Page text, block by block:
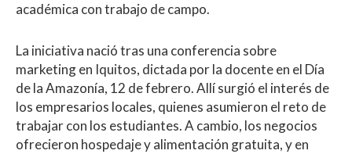
académica con trabajo de campo.
La iniciativa nació tras una conferencia sobre
marketing en Iquitos, dictada por la docente en el Día
de la Amazonía, 12 de febrero. Allí surgió el interés de
los empresarios locales, quienes asumieron el reto de
trabajar con los estudiantes. A cambio, los negocios
ofrecieron hospedaje y alimentación gratuita, y en